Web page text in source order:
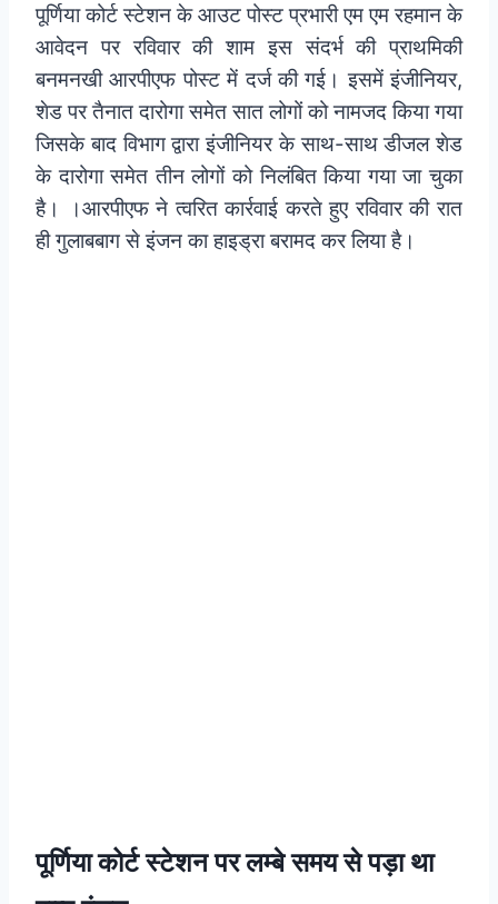
पूर्णिया कोर्ट स्टेशन के आउट पोस्ट प्रभारी एम एम रहमान के
आवेदन पर रविवार की शाम इस संदर्भ की प्राथमिकी
बनमनखी आरपीएफ पोस्ट में दर्ज की गई। इसमें इंजीनियर,
शेड पर तैनात दारोगा समेत सात लोगों को नामजद किया गया
जिसके बाद विभाग द्वारा इंजीनियर के साथ-साथ डीजल शेड
के दारोगा समेत तीन लोगों को निलंबित किया गया जा चुका
है। ।आरपीएफ ने त्वरित कार्रवाई करते हुए रविवार की रात
ही गुलाबबाग से इंजन का हाइड्रा बरामद कर लिया है।
पूर्णिया कोर्ट स्टेशन पर लम्बे समय से पड़ा था